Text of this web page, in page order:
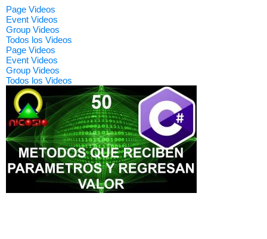
Page Videos
Event Videos
Group Videos
Todos los Videos
Page Videos
Event Videos
Group Videos
Todos los Videos